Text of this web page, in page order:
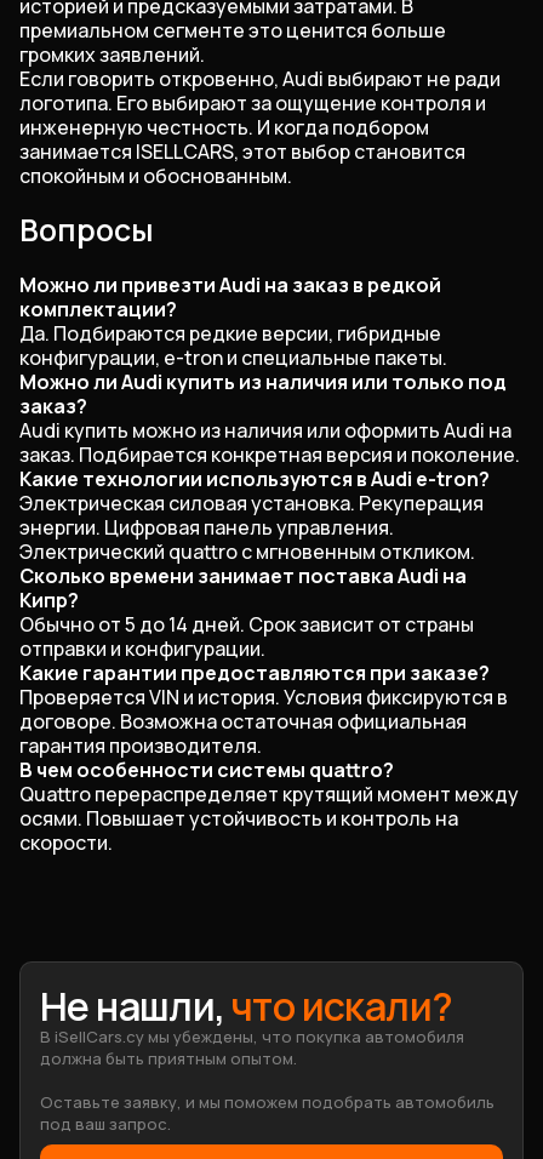
историей и предсказуемыми затратами. В
премиальном сегменте это ценится больше
громких заявлений.
Если говорить откровенно, Audi выбирают не ради
логотипа. Его выбирают за ощущение контроля и
инженерную честность. И когда подбором
занимается ISELLCARS, этот выбор становится
спокойным и обоснованным.
Вопросы
Можно ли привезти Audi на заказ в редкой
комплектации?
Да. Подбираются редкие версии, гибридные
конфигурации, e-tron и специальные пакеты.
Можно ли Audi купить из наличия или только под
заказ?
Audi купить можно из наличия или оформить Audi на
заказ. Подбирается конкретная версия и поколение.
Какие технологии используются в Audi e-tron?
Электрическая силовая установка. Рекуперация
энергии. Цифровая панель управления.
Электрический quattro с мгновенным откликом.
Сколько времени занимает поставка Audi на
Кипр?
Обычно от 5 до 14 дней. Срок зависит от страны
отправки и конфигурации.
Какие гарантии предоставляются при заказе?
Проверяется VIN и история. Условия фиксируются в
договоре. Возможна остаточная официальная
гарантия производителя.
В чем особенности системы quattro?
Quattro перераспределяет крутящий момент между
осями. Повышает устойчивость и контроль на
скорости.
Не нашли, что искали?
В iSellCars.cy мы убеждены, что покупка автомобиля
должна быть приятным опытом.
Оставьте заявку, и мы поможем подобрать автомобиль
под ваш запрос.